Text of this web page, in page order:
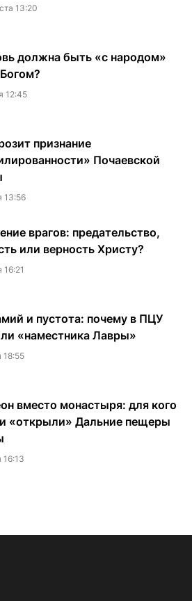
13:20
должна быть «с народом»
12:45
признание
Почаевской
13:56
врагов: предательство,
или верность Христу?
и пустота: почему в ПЦУ
«наместника Лавры»
18:55
вместо монастыря: для кого
«открыли» Дальние пещеры